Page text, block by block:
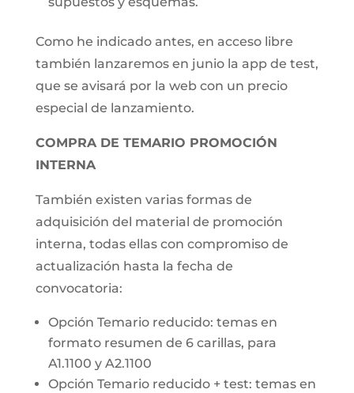
Como he indicado antes, en acceso libre
también lanzaremos en junio la app de test,
que se avisará por la web con un precio
especial de lanzamiento.
COMPRA DE TEMARIO PROMOCIÓN
INTERNA
También existen varias formas de
adquisición del material de promoción
interna, todas ellas con compromiso de
actualización hasta la fecha de
convocatoria:
Opción Temario reducido: temas en
formato resumen de 6 carillas, para
A1.1100 y A2.1100
Opción Temario reducido + test: temas en